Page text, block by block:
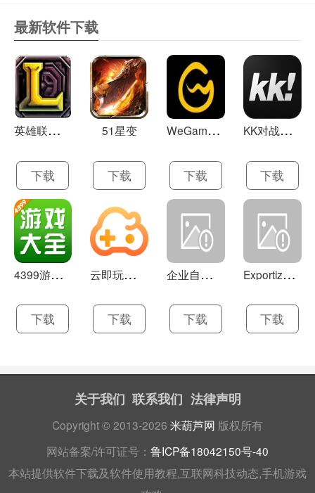
最新软件下载
英
雄联盟LOL 13.21
下载
51星变
下载
W
eGame(腾讯游戏平台TGP) 5.10.19.1000
下载
K
K对战平台 1.0.1
下载
4
399游戏盒 官方下载 7.9.1
下载
云
即玩游戏盒 1.0.5.4
下载
企
业自助建站系统 9.0
下载
E
xportizer 9.0.8
下载
关于我们 联系我们 法律声明
Copyright © 2013-2026 米葫芦网 版权所有
网站备案/许可证号： 鲁ICP备18042150号-40
本站提供软件下载及软件使用教程,互联网科技动态,手机游戏